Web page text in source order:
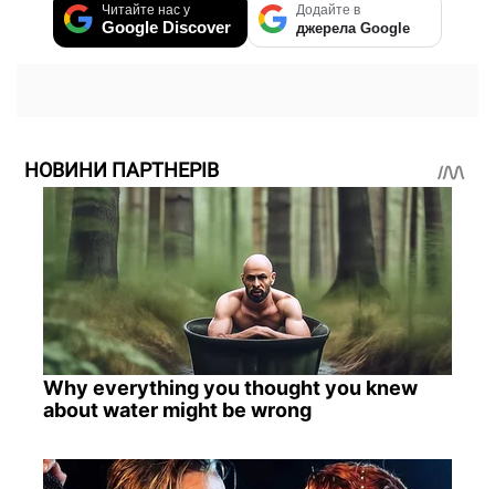
Читайте нас у
Google Discover
Додайте в
джерела Google
НОВИНИ ПАРТНЕРІВ
Why everything you thought you knew
about water might be wrong